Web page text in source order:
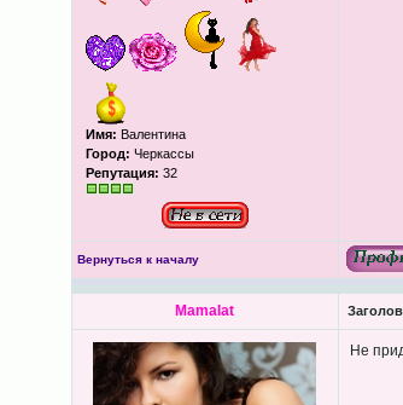
Имя: Валентина
Город: Черкассы
Репутация: 32
Вернуться к началу
Mamalat
Не